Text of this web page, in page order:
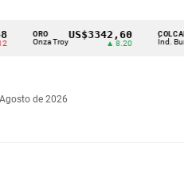
Onza Troy
US$3342,60
▲ 8.20
COLCAP
Índ. Bursátil
de 2026